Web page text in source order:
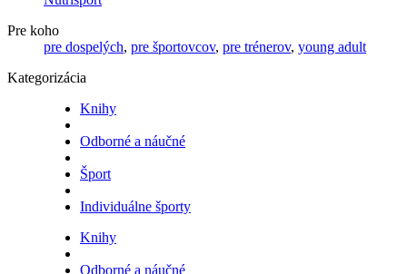
Pre koho
pre dospelých, pre športovcov, pre trénerov, young adult
Kategorizácia
Knihy
Odborné a náučné
Šport
Individuálne športy
Knihy
Odborné a náučné